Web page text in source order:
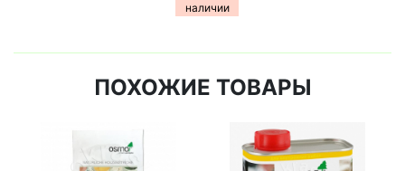
наличии
ПОХОЖИЕ ТОВАРЫ